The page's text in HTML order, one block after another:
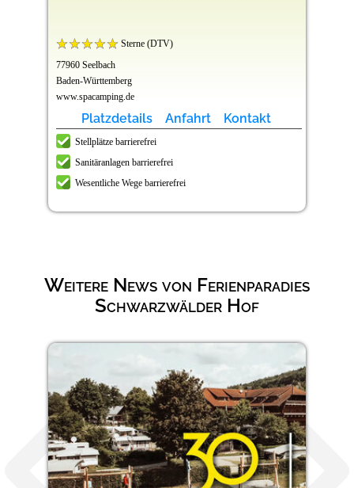
Sterne (DTV)
77960 Seelbach
Baden-Württemberg
www.spacamping.de
Platzdetails Anfahrt Kontakt
Stellplätze barrierefrei
Sanitäranlagen barrierefrei
Wesentliche Wege barrierefrei
Weitere News von Ferienparadies
Schwarzwälder Hof